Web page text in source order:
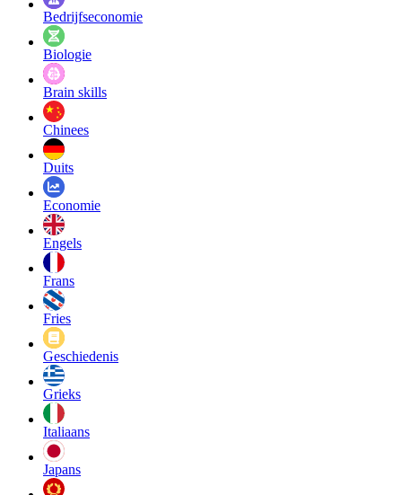
Bedrijfseconomie
Biologie
Brain skills
Chinees
Duits
Economie
Engels
Frans
Fries
Geschiedenis
Grieks
Italiaans
Japans